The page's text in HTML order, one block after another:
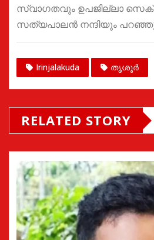
സ്വാഗതവും ഉപജില്ലാ
സത്യപാലൻ നന്ദിയും
Irinjalakuda തൃശൂർ
RELATED STORY